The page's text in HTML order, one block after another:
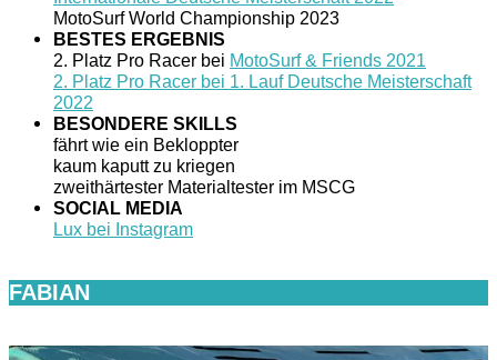
MotoSurf World Championship 2023
BESTES ERGEBNIS
2. Platz Pro Racer bei MotoSurf & Friends 2021
2. Platz Pro Racer bei 1. Lauf Deutsche Meisterschaft
2022
BESONDERE SKILLS
fährt wie ein Bekloppter
kaum kaputt zu kriegen
zweithärtester Materialtester im MSCG
SOCIAL MEDIA
Lux bei Instagram
FABIAN